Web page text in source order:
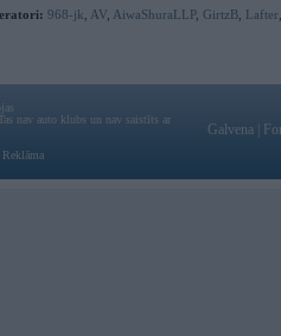
968-jk AV AiwaShuraLLP, GirtzB Lafter
nav auto klubs un nav saistīts ar
Reklāma
Galvena